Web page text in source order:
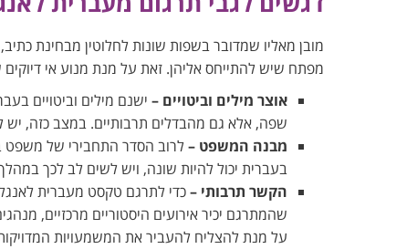
מובן מאליו שמדובר בשפות שונות לחלוטין מבחינת
מפתח שיש להתייחס אליהן. זאת על מנת מנוע אי
אוצר מילים וביטויים – ישנם מילים וביטויים
שפה, אלא גם מהבדלים תרבותיים. במצב כזה, יש
מבנה המשפט –לרוב הסדר התחבירי של משפט
בעברית יכול להיות שונה, ויש לשים לב לכך
הקשר תרבותי –כדי לתרגם טקסט מעברית
שהמתרגם יכיר אירועים היסטוריים מרכזיים,
על מנת להצליח להעביר את המשמעויות